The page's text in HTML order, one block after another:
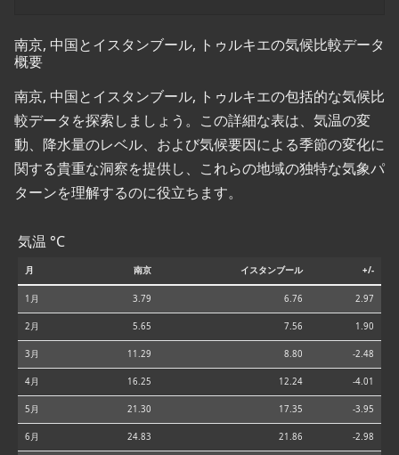
南京, 中国とイスタンブール, トゥルキエの気候比較データ
概要
南京, 中国とイスタンブール, トゥルキエの包括的な気候比
較データを探索しましょう。この詳細な表は、気温の変
動、降水量のレベル、および気候要因による季節の変化に
関する貴重な洞察を提供し、これらの地域の独特な気象パ
ターンを理解するのに役立ちます。
気温 °C
月 南京 イスタンブール +/-
1月 3.79 6.76 2.97
2月 5.65 7.56 1.90
3月 11.29 8.80 -2.48
4月 16.25 12.24 -4.01
5月 21.30 17.35 -3.95
6月 24.83 21.86 -2.98